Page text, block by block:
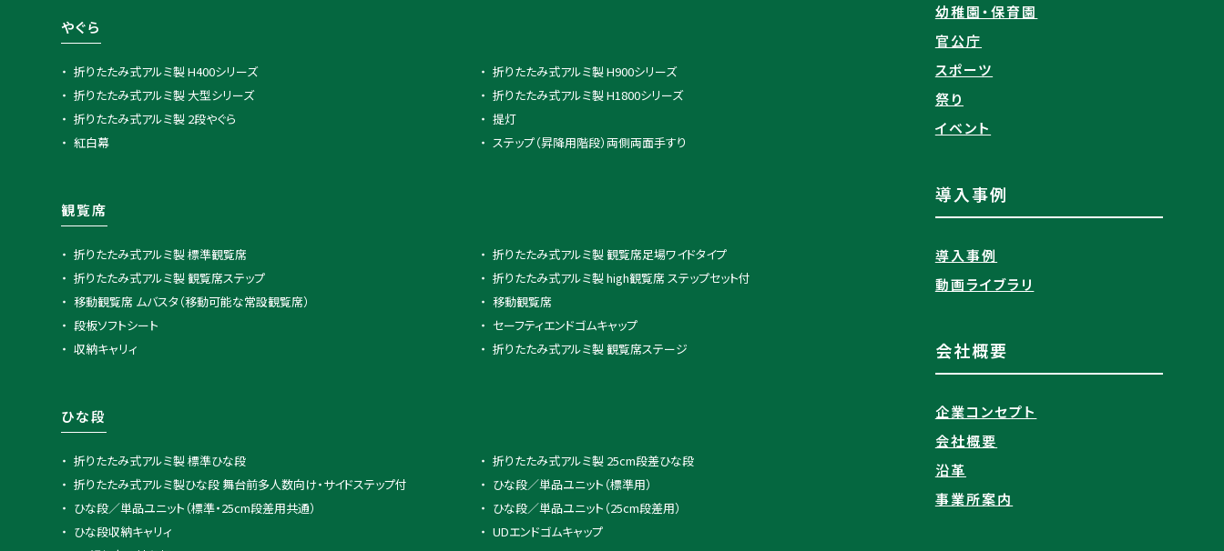
やぐら
折りたたみ式アルミ製 H400シリーズ
折りたたみ式アルミ製 H900シリーズ
折りたたみ式アルミ製 大型シリーズ
折りたたみ式アルミ製 H1800シリーズ
折りたたみ式アルミ製 2段やぐら
提灯
紅白幕
ステップ（昇降用階段）両側両面手すり
観覧席
折りたたみ式アルミ製 標準観覧席
折りたたみ式アルミ製 観覧席足場ワイドタイプ
折りたたみ式アルミ製 観覧席ステップ
折りたたみ式アルミ製 high観覧席 ステップセット付
移動観覧席 ムバスタ（移動可能な常設観覧席）
移動観覧席
段板ソフトシート
セーフティエンドゴムキャップ
収納キャリィ
折りたたみ式アルミ製 観覧席ステージ
ひな段
折りたたみ式アルミ製 標準ひな段
折りたたみ式アルミ製 25cm段差ひな段
折りたたみ式アルミ製ひな段 舞台前多人数向け・サイドステップ付
ひな段／単品ユニット（標準用）
ひな段／単品ユニット（標準・25cm段差用共通）
ひな段／単品ユニット（25cm段差用）
ひな段収納キャリィ
UDエンドゴムキャップ
幼稚園・保育園
官公庁
スポーツ
祭り
イベント
導入事例
導入事例
動画ライブラリ
会社概要
企業コンセプト
会社概要
沿革
事業所案内